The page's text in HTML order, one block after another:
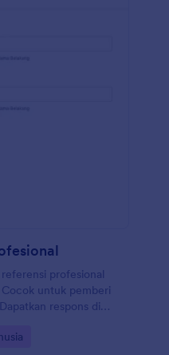
profesional
untuk pemberi
respons di